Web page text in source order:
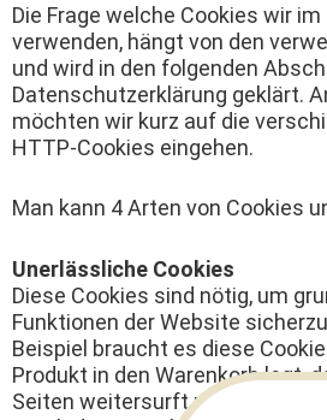
Die Frage welche Cookies wir im
verwenden, hängt von den
und wird in den folgenden
Datenschutzerklärung geklärt.
möchten wir kurz auf die
HTTP-Cookies eingehen.
Man kann 4 Arten von Cookies
Unerlässliche Cookies
Diese Cookies sind nötig, um
Funktionen der Website
Beispiel braucht es diese
Produkt in den Warenkorb legt,
Seiten weitersurft und später